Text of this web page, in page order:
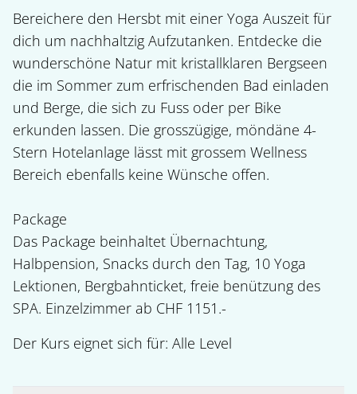
Bereichere den Hersbt mit einer Yoga Auszeit für
dich um nachhaltzig Aufzutanken. Entdecke die
wunderschöne Natur mit kristallklaren Bergseen
die im Sommer zum erfrischenden Bad einladen
und Berge, die sich zu Fuss oder per Bike
erkunden lassen. Die grosszügige, möndäne 4-
Stern Hotelanlage lässt mit grossem Wellness
Bereich ebenfalls keine Wünsche offen.
Package
Das Package beinhaltet Übernachtung,
Halbpension, Snacks durch den Tag, 10 Yoga
Lektionen, Bergbahnticket, freie benützung des
SPA. Einzelzimmer ab CHF 1151.-
Der Kurs eignet sich für: Alle Level